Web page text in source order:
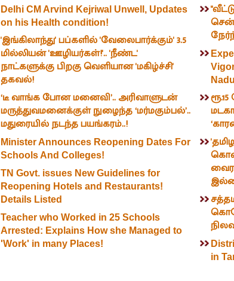
Delhi CM Arvind Kejriwal Unwell, Updates
on his Health condition!
'இங்கிலாந்து' பப்களில் 'வேலைபார்க்கும்' 3.5
மில்லியன் 'ஊழியர்கள்!'.. 'நீண்ட'
நாட்களுக்கு பிறகு வெளியான 'மகிழ்ச்சி'
தகவல்!
‘டீ வாங்க போன மனைவி’.. அரிவாளுடன்
மருத்துவமனைக்குள் நுழைந்த ‘மர்மகும்பல்’..
மதுரையில் நடந்த பயங்கரம்..!
Minister Announces Reopening Dates For
Schools And Colleges!
TN Govt. issues New Guidelines for
Reopening Hotels and Restaurants!
Details Listed
Teacher who Worked in 25 Schools
Arrested: Explains How she Managed to
'Work' in many Places!
in